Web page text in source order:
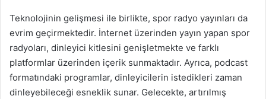
Teknolojinin gelişmesi ile birlikte, spor radyo yayınları da
evrim geçirmektedir. İnternet üzerinden yayın yapan spor
radyoları, dinleyici kitlesini genişletmekte ve farklı
platformlar üzerinden içerik sunmaktadır. Ayrıca, podcast
formatındaki programlar, dinleyicilerin istedikleri zaman
dinleyebileceği esneklik sunar. Gelecekte, artırılmış